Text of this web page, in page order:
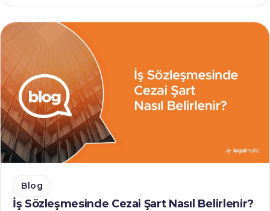
Blog
İş Sözleşmesinde Cezai Şart Nasıl Belirlenir?